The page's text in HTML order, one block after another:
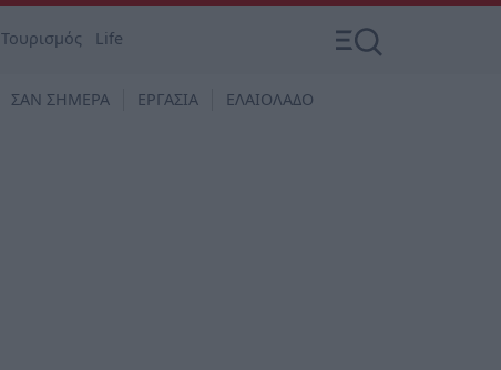
Τουρισμός Life
ΣΑΝ ΣΗΜΕΡΑ ΕΡΓΑΣΙΑ ΕΛΑΙΟΛΑΔΟ